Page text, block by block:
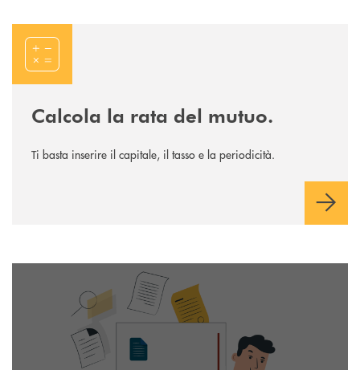
Calcola la rata del mutuo.
Ti basta inserire il capitale, il tasso e la periodicità.